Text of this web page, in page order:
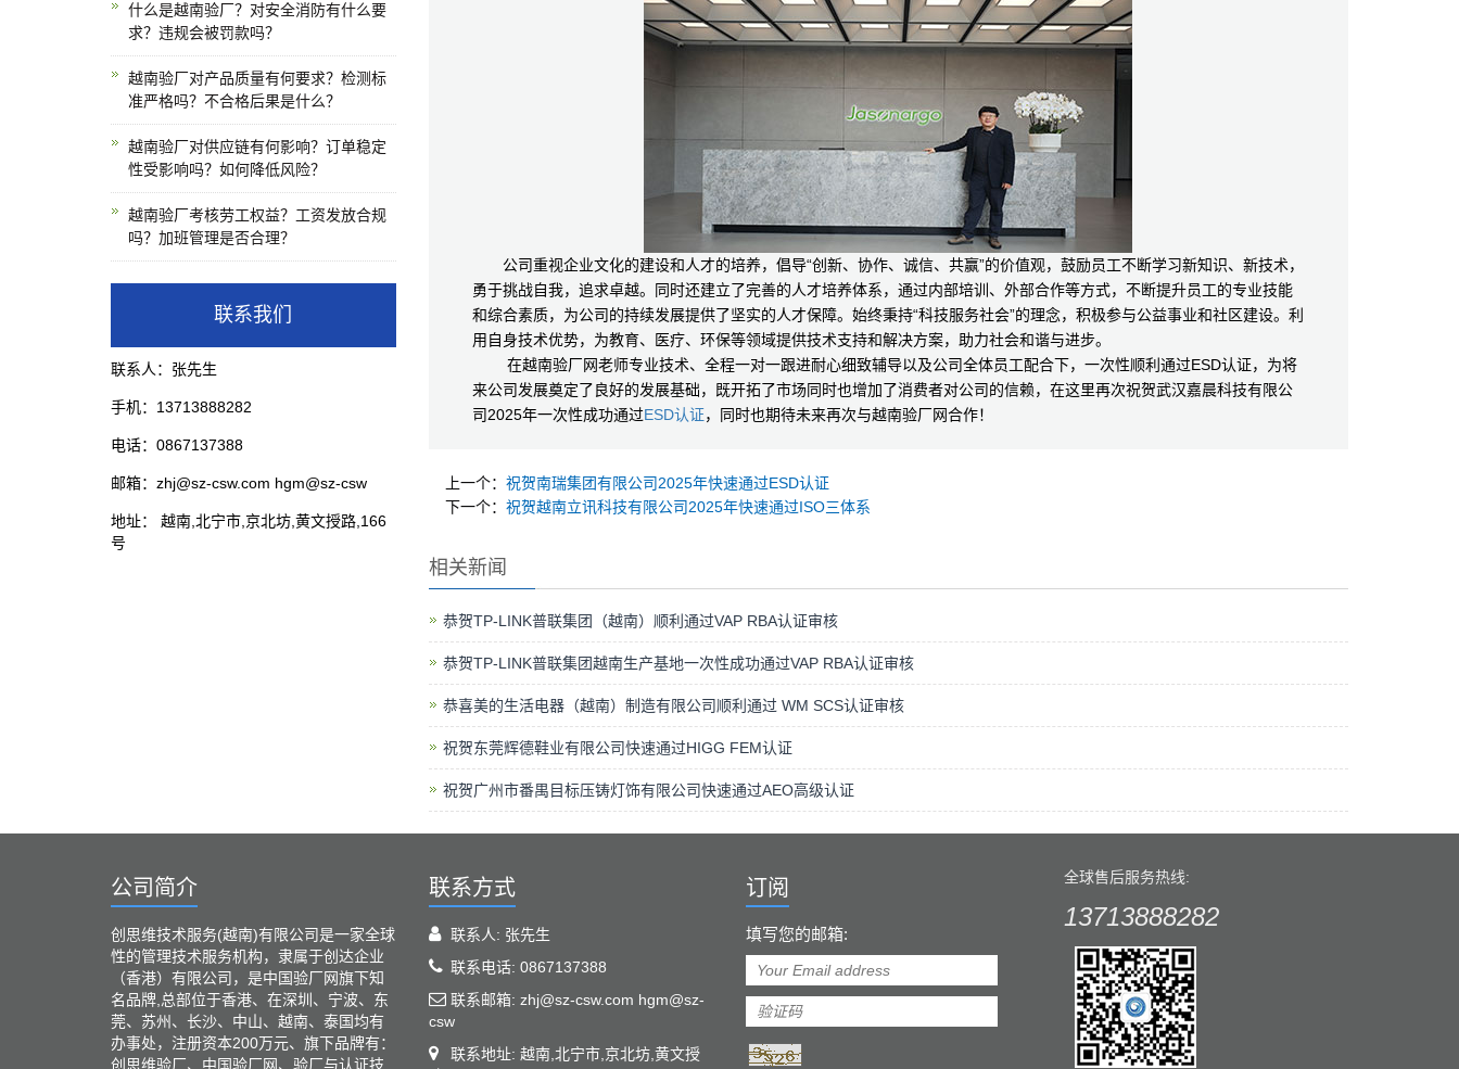
公司重视企业文化的建设和人才的培养，倡导“创新、协作、诚信、共赢”的价值观，鼓励员工不断学习新知识、新技术，
勇于挑战自我，追求卓越。同时还建立了完善的人才培养体系，通过内部培训、外部合作等方式，不断提升员工的专业技能
和综合素质，为公司的持续发展提供了坚实的人才保障。始终秉持“科技服务社会”的理念，积极参与公益事业和社区建设。利
用自身技术优势，为教育、医疗、环保等领域提供技术支持和解决方案，助力社会和谐与进步。
在越南验厂网老师专业技术、全程一对一跟进耐心细致辅导以及公司全体员工配合下，一次性顺利通过ESD认证，为将
来公司发展奠定了良好的发展基础，既开拓了市场同时也增加了消费者对公司的信赖，在这里再次祝贺武汉嘉晨科技有限公
司2025年一次性成功通过ESD认证，同时也期待未来再次与越南验厂网合作！
上一个： 祝贺南瑞集团有限公司2025年快速通过ESD认证
下一个： 祝贺越南立讯科技有限公司2025年快速通过ISO三体系
相关新闻
恭贺TP-LINK普联集团（越南）顺利通过VAP RBA认证审核
恭贺TP-LINK普联集团越南生产基地一次性成功通过VAP RBA认证审核
恭喜美的生活电器（越南）制造有限公司顺利通过 WM SCS认证审核
祝贺东莞辉德鞋业有限公司快速通过HIGG FEM认证
祝贺广州市番禺目标压铸灯饰有限公司快速通过AEO高级认证
什么是越南验厂？对安全消防有什么要
求？违规会被罚款吗？
越南验厂对产品质量有何要求？检测标
准严格吗？不合格后果是什么？
越南验厂对供应链有何影响？订单稳定
性受影响吗？如何降低风险？
越南验厂考核劳工权益？工资发放合规
吗？加班管理是否合理？
联系我们
联系人：张先生
手机：13713888282
电话：0867137388
邮箱：zhj@sz-csw.com hgm@sz-csw
地址： 越南,北宁市,京北坊,黄文授路,166
号
公司简介
创思维技术服务(越南)有限公司是一家全球
性的管理技术服务机构，隶属于创达企业
（香港）有限公司，是中国验厂网旗下知
名品牌,总部位于香港、在深圳、宁波、东
莞、苏州、长沙、中山、越南、泰国均有
办事处，注册资本200万元、旗下品牌有：
创思维验厂、中国验厂网、验厂与认证技
联系方式
联系人: 张先生
联系电话: 0867137388
联系邮箱: zhj@sz-csw.com hgm@sz-
csw
联系地址: 越南,北宁市,京北坊,黄文授
订阅
填写您的邮箱:
全球售后服务热线:
13713888282